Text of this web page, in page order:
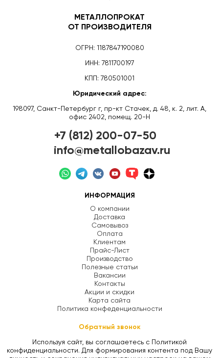
МЕТАЛЛОПРОКАТ
ОТ ПРОИЗВОДИТЕЛЯ
ОГРН: 1187847190080
ИНН: 7811700197
КПП: 780501001
Юридический адрес:
198097, Санкт-Петербург г, пр-кт Стачек, д. 48, к. 2, лит. А,
офис 2402, помещ. 20-Н
+7 (812) 200-07-50
info@metallobazav.ru
ИНФОРМАЦИЯ
О компании
Доставка
Самовывоз
Оплата
Клиентам
Прайс-Лист
Производство
Полезные статьи
Вакансии
Контакты
Акции и скидки
Карта сайта
Политика конфеденциальности
Обратный звонок
Используя сайт, вы соглашаетесь с Политикой
конфиденциальности. Для формирования контента под Вашу